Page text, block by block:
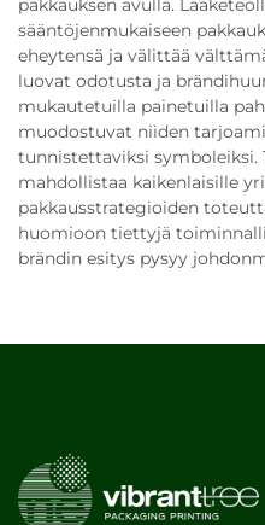
pakkauksen avulla.
sääntöjenmukaiseen
eheytensä ja välittää
luovat odotusta ja
mukautetuilla painetuilla
muodostuvat niiden
tunnistettaviksi symboleiksi.
mahdollistaa kaikenlaisille
pakkausstrategioiden
huomioon tiettyjä
brändin esitys pysyy